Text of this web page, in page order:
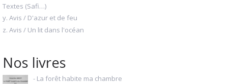
Textes (Safi…)
y. Avis / D'azur et de feu
z. Avis / Un lit dans l'océan
Nos livres
- La forêt habite ma chambre